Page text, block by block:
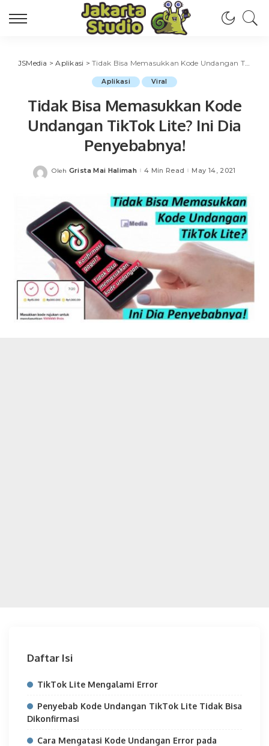
JSMedia >Aplikasi >Tidak Bisa Memasukkan Kode Undangan TikTok Lite? Ini Dia Penyebabnya!
Aplikasi Viral
Tidak Bisa Memasukkan Kode
Undangan TikTok Lite? Ini Dia
Penyebabnya!
Posted
Oleh Grista Mai Halimah 4 Min Read May 14, 2021
Daftar Isi
TikTok Lite Mengalami Error
Penyebab Kode Undangan TikTok Lite Tidak Bisa
Dikonfirmasi
Cara Mengatasi Kode Undangan Error pada